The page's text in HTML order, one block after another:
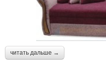
читать дальше →